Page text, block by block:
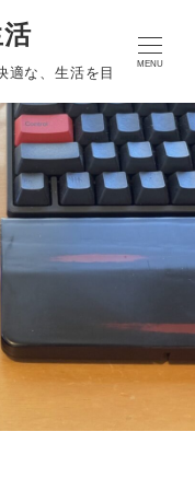
適な、生活を目 MENU